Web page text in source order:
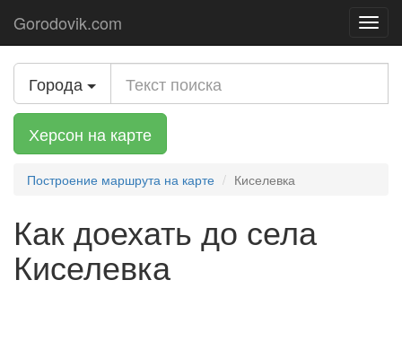
Gorodovik.com
Города
Херсон на карте
Построение маршрута на карте Киселевка
Как доехать до села
Киселевка